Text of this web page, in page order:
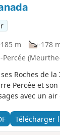
m -178
Percée
Roches de
Percée et
avec un air
Télécharger